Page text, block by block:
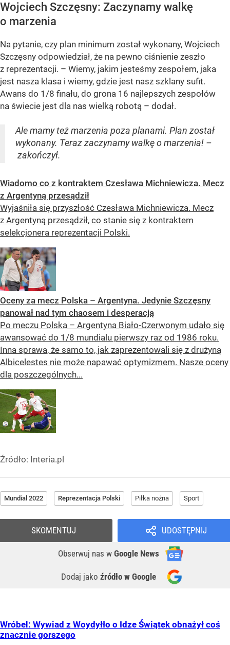
Wojciech Szczęsny: Zaczynamy walkę
o marzenia
Na pytanie, czy plan minimum został wykonany, Wojciech
Szczęsny odpowiedział, że na pewno ciśnienie zeszło
z reprezentacji. – Wiemy, jakim jesteśmy zespołem, jaka
jest nasza klasa i wiemy, gdzie jest nasz szklany sufit.
Awans do 1/8 finału, do grona 16 najlepszych zespołów
na świecie jest dla nas wielką robotą – dodał.
Ale mamy też marzenia poza planami. Plan został
wykonany. Teraz zaczynamy walkę o marzenia! –
zakończył.
Wiadomo co z kontraktem Czesława Michniewicza. Mecz
z Argentyną przesądził
Wyjaśniła się przyszłość Czesława Michniewicza. Mecz
z Argentyną przesądził, co stanie się z kontraktem
selekcjonera reprezentacji Polski.
Oceny za mecz Polska – Argentyna. Jedynie Szczęsny
panował nad tym chaosem i desperacją
Po meczu Polska – Argentyna Biało-Czerwonym udało się
awansować do 1/8 mundialu pierwszy raz od 1986 roku.
Inna sprawa, że samo to, jak zaprezentowali się z drużyną
Albicelestes nie może napawać optymizmem. Nasze oceny
dla poszczególnych...
Źródło: Interia.pl
Mundial 2022 Reprezentacja Polski Piłka nożna Sport
UDOSTĘPNIJ
Obserwuj nas w Google News
Dodaj jako źródło w Google
SKOMENTUJ
Wróbel: Wywiad z Woydyłło o Idze Świątek obnażył coś
znacznie gorszego